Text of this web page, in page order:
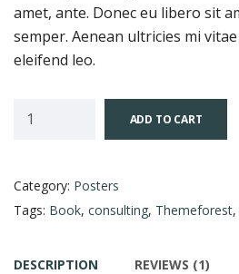
amet, ante. Donec eu libero sit
semper. Aenean ultricies mi
eleifend leo.
ADD TO CART
Category: Posters
Tags: Book, consulting, Themeforest,
DESCRIPTION REVIEWS (1)